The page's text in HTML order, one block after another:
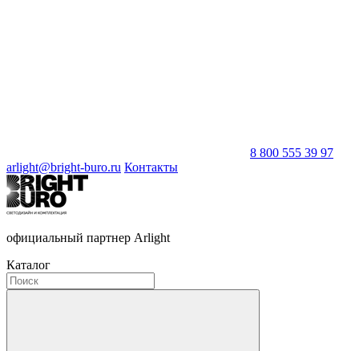
8 800 555 39 97
arlight@bright-buro.ru Контакты
официальный партнер Arlight
Каталог